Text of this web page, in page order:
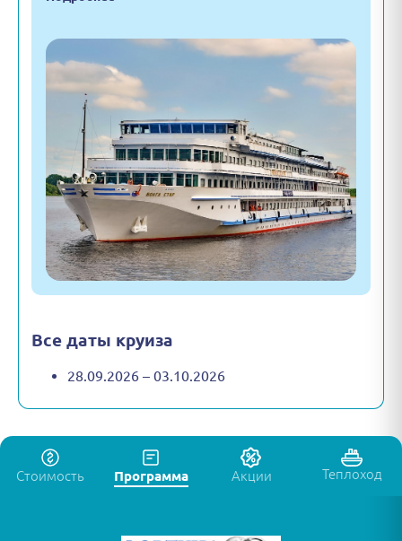
Все даты круиза
28.09.2026 – 03.10.2026
Стоимость Программа Акции Теплоход